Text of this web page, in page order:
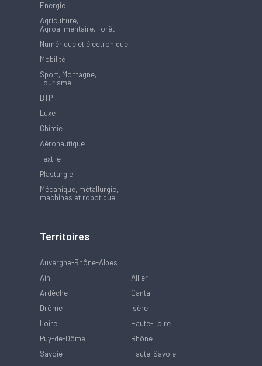
Energie
Agriculture,
Agroalimentaire, Forêt
Numérique et électronique
Mobilité
Sport, Montagne,
Tourisme
BTP
Luxe
Chimie
Aéronautique
Textile
Plasturgie
Mécanique, métallurgie,
machines et robotique
Territoires
Auvergne-Rhône-Alpes
Ain
Allier
Ardèche
Cantal
Drôme
Isère
Loire
Haute-Loire
Puy-de-Dôme
Rhône
Savoie
Haute-Savoie